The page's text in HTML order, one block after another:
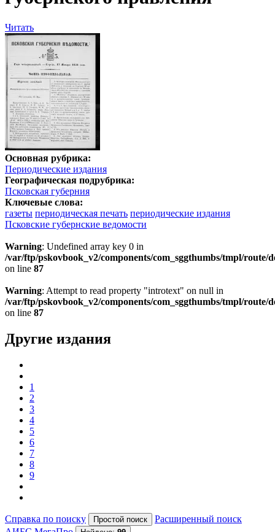
Читать
Основная рубрика:
Периодические издания
Географическая подрубрика:
Псковская губерния
Ключевые слова:
газеты периодическая печать периодические издания
Псковские губернские ведомости
Warning: Undefined array key 0 in
/var/ftp/pskovbook_v2/components/com_sggthumbs/tmpl/route/
on line 87
Warning: Attempt to read property "introtext" on null in
/var/ftp/pskovbook_v2/components/com_sggthumbs/tmpl/route/
on line 87
Другие издания
1
2
3
4
5
6
7
8
9
Справка по поиску
Расширенный поиск